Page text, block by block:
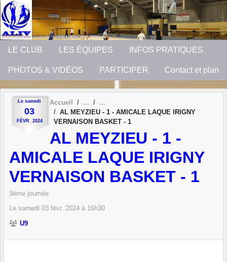
LE CLUB LES ÉQUIPES INFOS PRATIQUES
PHOTOS & VIDÉOS PARTICIPER Contact et plan
Le samedi
03
FÉVR. 2024
Accueil
AL MEYZIEU - 1 - AMICALE LAQUE IRIGNY
VERNAISON BASKET - 1
AL MEYZIEU - 1 -
AMICALE LAQUE IRIGNY
VERNAISON BASKET - 1
3ème journée
Le samedi 03 févr. 2024 à 16h30
U9
Panneau de gestion des cookies